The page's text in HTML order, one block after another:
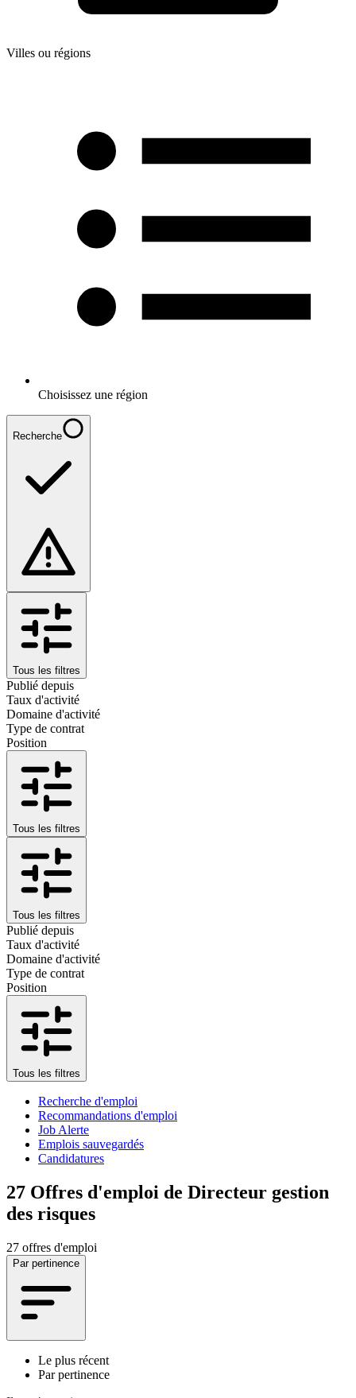
Villes ou régions
Choisissez une région
Recherche
Tous les filtres
Publié depuis
Taux d'activité
Domaine d'activité
Type de contrat
Position
Tous les filtres
Tous les filtres
Publié depuis
Taux d'activité
Domaine d'activité
Type de contrat
Position
Tous les filtres
Recherche d'emploi
Recommandations d'emploi
Job Alerte
Emplois sauvegardés
Candidatures
27 Offres d'emploi de Directeur gestion
des risques
27 offres d'emploi
Par pertinence
Le plus récent
Par pertinence